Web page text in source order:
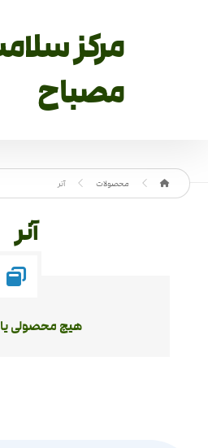
مرکز
مصباح
محصولات آنر
آنر
هیچ محصولی